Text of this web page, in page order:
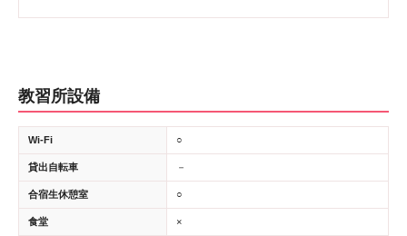
教習所設備
Wi-Fi ○
貸出自転車 －
合宿生休憩室 ○
食堂 ×